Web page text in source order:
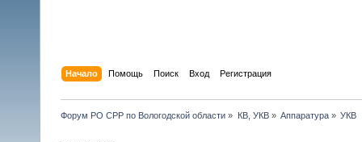
Начало Помощь Поиск Вход Регистрация
Форум РО СРР по Вологодской области » КВ, УКВ» Аппаратура» УКВ